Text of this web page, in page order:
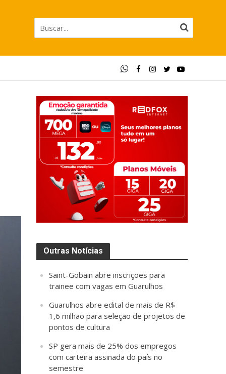
Outras Notícias
Saint-Gobain abre inscrições para
trainee com vagas em Guarulhos
Guarulhos abre edital de mais de R$
1,6 milhão para seleção de projetos de
pontos de cultura
SP gera mais de 25% dos empregos
com carteira assinada do país no
semestre